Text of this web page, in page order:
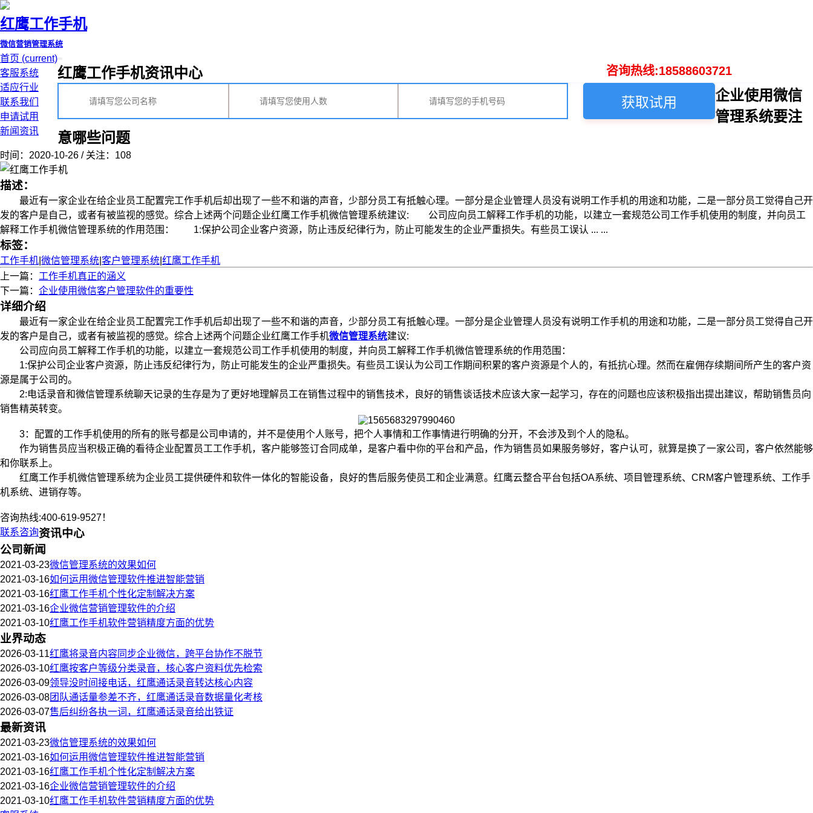
红鹰工作手机
微信营销管理系统
首页 (current)
客服系统
适应行业
联系我们
申请试用
新闻资讯
咨询热线:18588603721
红鹰工作手机资讯中心
获取试用
企业使用微信
管理系统要注
意哪些问题
时间：2020-10-26 / 关注：108
描述：
最近有一家企业在给企业员工配置完工作手机后却出现了一些不和谐的声音，少部分员工有抵触心理。一部分是企业管理人员没有说明工作手机的用途和功能，二是一部分员工觉得自己开
发的客户是自己，或者有被监视的感觉。综合上述两个问题企业红鹰工作手机微信管理系统建议: 公司应向员工解释工作手机的功能，以建立一套规范公司工作手机使用的制度，并向员工
解释工作手机微信管理系统的作用范围： 1:保护公司企业客户资源，防止违反纪律行为，防止可能发生的企业严重损失。有些员工误认 ... ...
标签：
工作手机 微信管理系统 客户管理系统 红鹰工作手机
上一篇： 工作手机真正的涵义
下一篇： 企业使用微信客户管理软件的重要性
详细介绍
最近有一家企业在给企业员工配置完工作手机后却出现了一些不和谐的声音，少部分员工有抵触心理。一部分是企业管理人员没有说明工作手机的用途和功能，二是一部分员工觉得自己开
发的客户是自己，或者有被监视的感觉。综合上述两个问题企业红鹰工作手机微信管理系统建议:
公司应向员工解释工作手机的功能，以建立一套规范公司工作手机使用的制度，并向员工解释工作手机微信管理系统的作用范围：
1:保护公司企业客户资源，防止违反纪律行为，防止可能发生的企业严重损失。有些员工误认为公司工作期间积累的客户资源是个人的，有抵抗心理。然而在雇佣存续期间所产生的客户资
源是属于公司的。
2:电话录音和微信管理系统聊天记录的生存是为了更好地理解员工在销售过程中的销售技术，良好的销售谈话技术应该大家一起学习，存在的问题也应该积极指出提出建议，帮助销售员向
销售精英转变。
3：配置的工作手机使用的所有的账号都是公司申请的，并不是使用个人账号，把个人事情和工作事情进行明确的分开，不会涉及到个人的隐私。
作为销售员应当积极正确的看待企业配置员工工作手机，客户能够签订合同成单，是客户看中你的平台和产品，作为销售员如果服务够好，客户认可，就算是换了一家公司，客户依然能够
和你联系上。
红鹰工作手机微信管理系统为企业员工提供硬件和软件一体化的智能设备，良好的售后服务使员工和企业满意。红鹰云整合平台包括OA系统、项目管理系统、CRM客户管理系统、工作手
机系统、进销存等。
咨询热线:400-619-9527！
联系咨询资讯中心
公司新闻
2021-03-23微信管理系统的效果如何
2021-03-16如何运用微信管理软件推进智能营销
2021-03-16红鹰工作手机个性化定制解决方案
2021-03-16企业微信营销管理软件的介绍
2021-03-10红鹰工作手机软件营销精度方面的优势
业界动态
2026-03-11红鹰将录音内容同步企业微信，跨平台协作不脱节
2026-03-10红鹰按客户等级分类录音，核心客户资料优先检索
2026-03-09领导没时间接电话，红鹰通话录音转达核心内容
2026-03-08团队通话量参差不齐，红鹰通话录音数据量化考核
2026-03-07售后纠纷各执一词，红鹰通话录音给出铁证
最新资讯
2021-03-23微信管理系统的效果如何
2021-03-16如何运用微信管理软件推进智能营销
2021-03-16红鹰工作手机个性化定制解决方案
2021-03-16企业微信营销管理软件的介绍
2021-03-10红鹰工作手机软件营销精度方面的优势